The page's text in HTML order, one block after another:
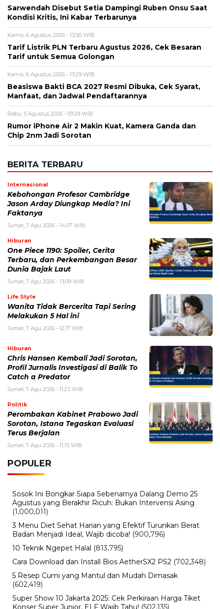
Sarwendah Disebut Setia Dampingi Ruben Onsu Saat
Kondisi Kritis, Ini Kabar Terbarunya
Kamis, 6 Agustus 2026 - 13:50 WIB
Tarif Listrik PLN Terbaru Agustus 2026, Cek Besaran
Tarif untuk Semua Golongan
Kamis, 6 Agustus 2026 - 13:29 WIB
Beasiswa Bakti BCA 2027 Resmi Dibuka, Cek Syarat,
Manfaat, dan Jadwal Pendaftarannya
Rabu, 5 Agustus 2026 - 09:29 WIB
Rumor iPhone Air 2 Makin Kuat, Kamera Ganda dan
Chip 2nm Jadi Sorotan
BERITA TERBARU
Internasional
Kebohongan Profesor Cambridge
Jason Arday Diungkap Media? Ini
Faktanya
Jumat, 7 Agu 2026 - 14:07 WIB
Hiburan
One Piece 1190: Spoiler, Cerita
Terbaru, dan Perkembangan Besar
Dunia Bajak Laut
Jumat, 7 Agu 2026 - 13:09 WIB
Life Style
Wanita Tidak Bercerita Tapi Sering
Melakukan 5 Hal ini
Jumat, 7 Agu 2026 - 12:17 WIB
Hiburan
Chris Hansen Kembali Jadi Sorotan,
Profil Jurnalis Investigasi di Balik To
Catch a Predator
Jumat, 7 Agu 2026 - 11:23 WIB
Politik
Perombakan Kabinet Prabowo Jadi
Sorotan, Istana Tegaskan Evaluasi
Terus Berjalan
Jumat, 7 Agu 2026 - 11:15 WIB
POPULER
Sosok Ini Bongkar Siapa Sebenarnya Dalang Demo 25
Agustus yang Berakhir Ricuh: Bukan Intervensi Asing
(1,000,011)
3 Menu Diet Sehat Harian yang Efektif Turunkan Berat
Badan Menjadi Ideal, Wajib dicoba! (900,796)
10 Teknik Ngepet Halal (813,795)
Cara Download dan Install Bios AetherSX2 PS2 (702,348)
5 Resep Cumi yang Mantul dan Mudah Dimasak
(602,419)
Super Show 10 Jakarta 2025: Cek Perkiraan Harga Tiket
Konser Super Junior, ELF Wajib Tahu! (502,135)